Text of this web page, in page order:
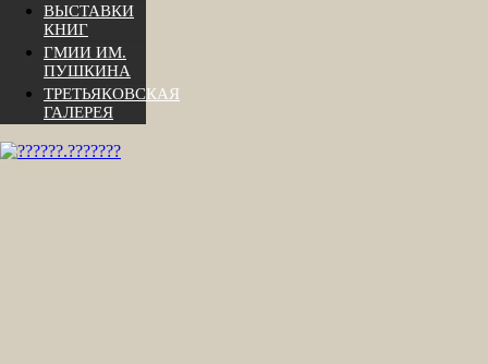
ВЫСТАВКИ
КНИГ
ГМИИ ИМ.
ПУШКИНА
ТРЕТЬЯКОВСКАЯ
ГАЛЕРЕЯ